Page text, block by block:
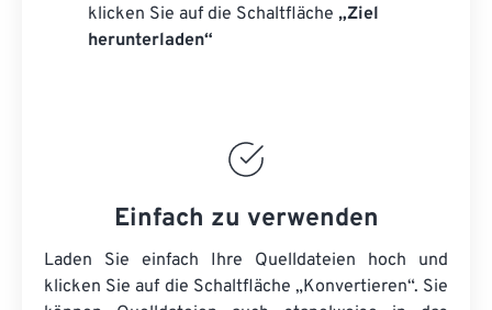
klicken Sie auf die Schaltfläche „Ziel
herunterladen“
Einfach zu verwenden
Laden Sie einfach Ihre Quelldateien hoch und
klicken Sie auf die Schaltfläche „Konvertieren“. Sie